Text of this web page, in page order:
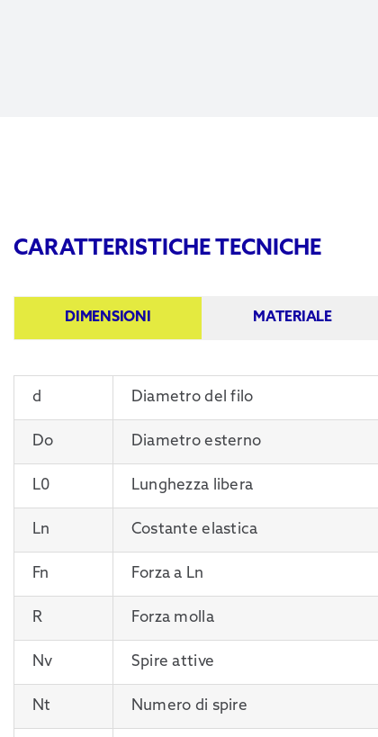
CARATTERISTICHE TECNICHE
DIMENSIONI MATERIALE
d Diametro del filo
Do Diametro esterno
L0 Lunghezza libera
Ln Costante elastica
Fn Forza a Ln
R Forza molla
Nv Spire attive
Nt Numero di spire